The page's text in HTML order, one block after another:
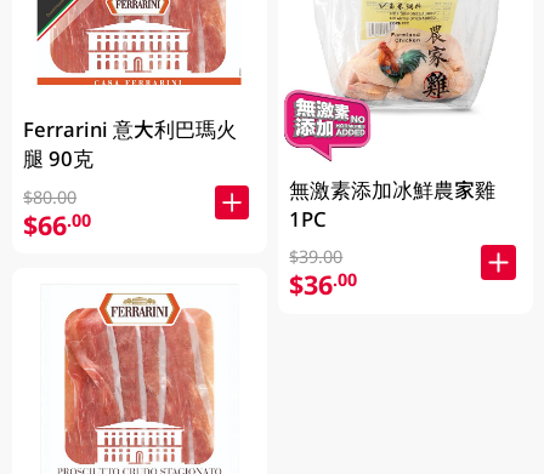
Ferrarini 意大利巴瑪火
腿 90克
$80.00
$66.00
無激素添加冰鮮農家雞
1PC
$39.00
$36.00